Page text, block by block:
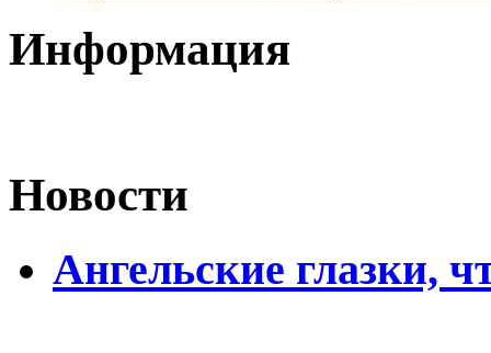
Информация
Новости
Ангельские глазки,